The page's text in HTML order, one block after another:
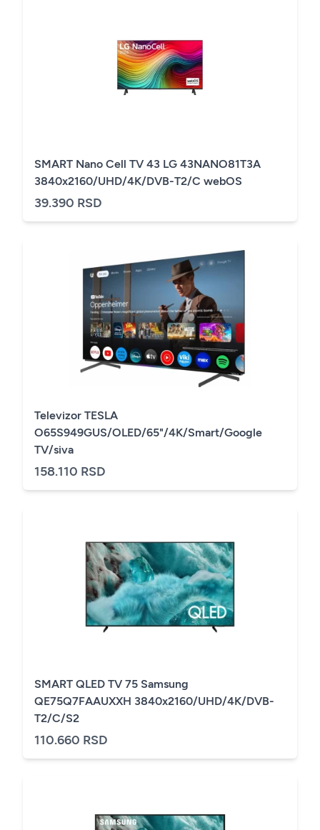
SMART Nano Cell TV 43 LG 43NANO81T3A
3840x2160/UHD/4K/DVB-T2/C webOS
39.390 RSD
Televizor TESLA
O65S949GUS/OLED/65"/4K/Smart/Google
TV/siva
158.110 RSD
SMART QLED TV 75 Samsung
QE75Q7FAAUXXH 3840x2160/UHD/4K/DVB-
T2/C/S2
110.660 RSD